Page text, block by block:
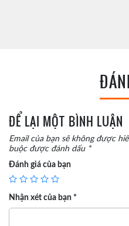
ĐỂ LẠI MỘT BÌNH LUẬN
Email của bạn sẽ không được
buộc được đánh dấu *
Đánh giá của bạn
Nhận xét của bạn *